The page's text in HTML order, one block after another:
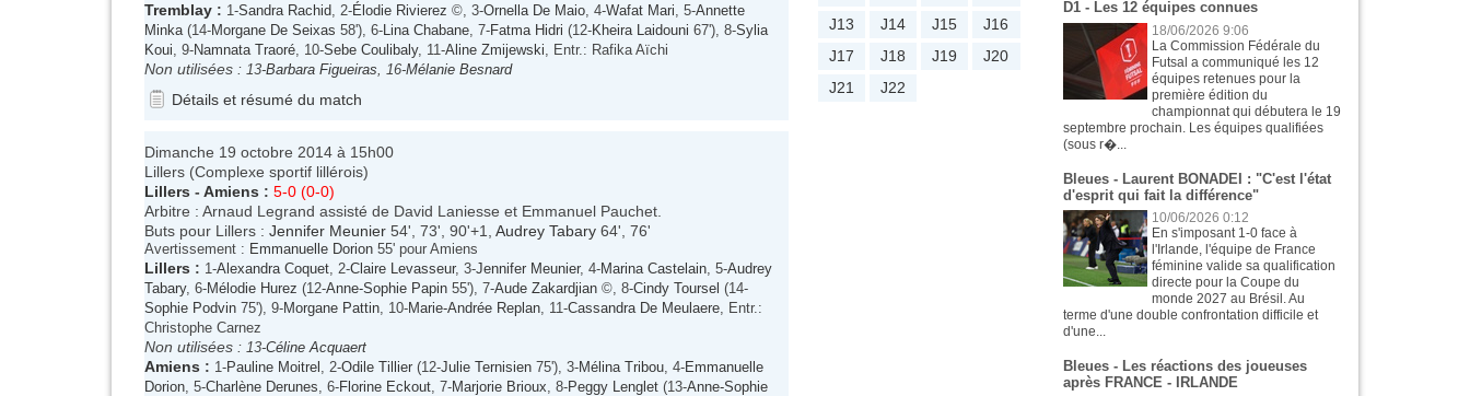
Tremblay : 1-Sandra Rachid , 2-Élodie Rivierez ©, 3-Ornella De Maio , 4-Wafat Mari , 5-Annette
Minka (14-Morgane De Seixas 58'), 6- Lina Chabane , 7-Fatma Hidri (12-Kheira Laidouni 67'), 8-Sylia
Koui , 9-Namnata Traoré , 10-Sebe Coulibaly, 11-Aline Zmijewski , Entr.: Rafika Aïchi
Non utilisées : 13-Barbara Figueiras , 16-Mélanie Besnard
Détails et résumé du match
Dimanche 19 octobre 2014 à 15h00
Lillers (Complexe sportif lillérois)
Lillers - Amiens : 5-0 (0-0)
Arbitre : Arnaud Legrand assisté de David Laniesse et Emmanuel Pauchet.
Buts pour Lillers : Jennifer Meunier 54', 73', 90'+1, Audrey Tabary 64', 76'
Avertissement : Emmanuelle Dorion 55' pour Amiens
Lillers : 1-Alexandra Coquet , 2-Claire Levasseur, 3-Jennifer Meunier, 4-Marina Castelain , 5-Audrey
Tabary, 6-Mélodie Hurez (12-Anne-Sophie Papin 55'), 7-Aude Zakardjian ©, 8-Cindy Toursel (14-
Sophie Podvin 75'), 9-Morgane Pattin , 10-Marie-Andrée Replan , 11-Cassandra De Meulaere , Entr.:
Christophe Carnez
Non utilisées : 13-Céline Acquaert
Amiens : 1-Pauline Moitrel , 2-Odile Tillier (12-Julie Ternisien 75'), 3-Mélina Tribou , 4-Emmanuelle
Dorion , 5-Charlène Derunes , 6-Florine Eckout , 7-Marjorie Brioux , 8-Peggy Lenglet (13-Anne-Sophie
J13
J14 J15
J16
J17
J18 J19
J20
J21
J22
D1 - Les 12 équipes connues
18/06/2026 9:06
La Commission Fédérale du
Futsal a communiqué les 12
équipes retenues pour la
première édition du
championnat qui débutera le 19
septembre prochain. Les équipes qualifiées
(sous r�...
Bleues - Laurent BONADEI : "C'est l'état
d'esprit qui fait la différence"
10/06/2026 0:12
En s'imposant 1-0 face à
l'Irlande, l'équipe de France
féminine valide sa qualification
directe pour la Coupe du
monde 2027 au Brésil. Au
terme d'une double confrontation difficile et
d'une...
Bleues - Les réactions des joueuses
après FRANCE - IRLANDE